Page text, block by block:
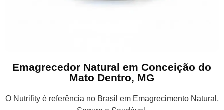
Emagrecedor Natural em Conceição do
Mato Dentro, MG
O Nutrifity é referência no Brasil em Emagrecimento Natural,